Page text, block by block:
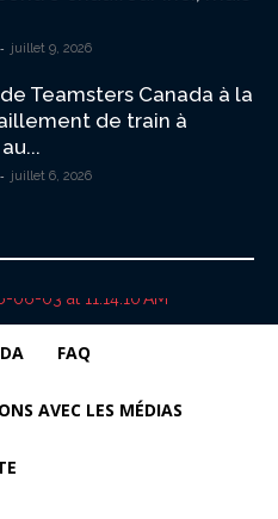
- juillet 9, 2026
Teamsters Canada à la
de train à
- juillet 6, 2026
FAQ
AVEC LES MÉDIAS